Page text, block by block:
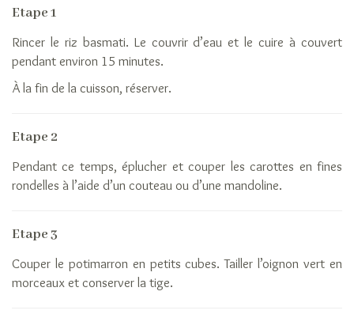
grain
Idées
Le
riz
Nutrition
La
filière
Etape 1
Rincer le riz basmati. Le couvrir d’eau et le cuire à couvert
pendant environ 15 minutes.
À la fin de la cuisson, réserver.
Etape 2
Pendant ce temps, éplucher et couper les carottes en fines
rondelles à l’aide d’un couteau ou d’une mandoline.
Etape 3
Couper le potimarron en petits cubes. Tailler l’oignon vert en
morceaux et conserver la tige.